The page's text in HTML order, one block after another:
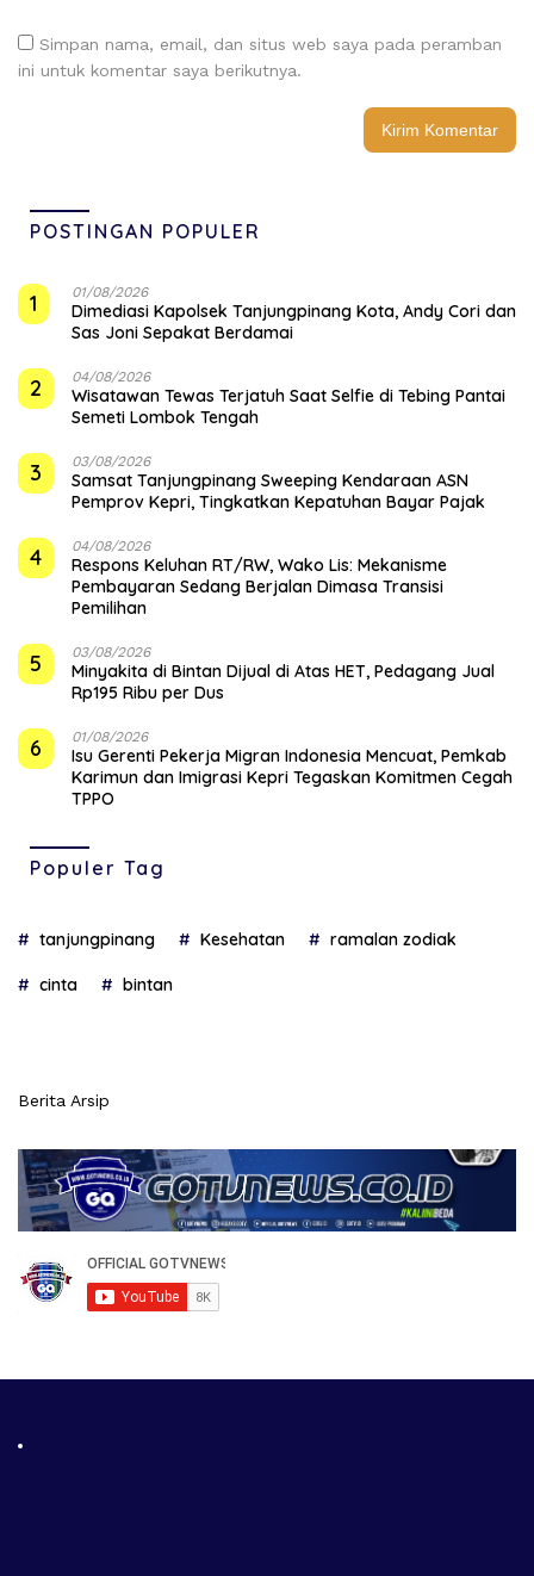
Simpan nama, email, dan situs web saya pada peramban
ini untuk komentar saya berikutnya.
POSTINGAN POPULER
1 01/08/2026
Dimediasi Kapolsek Tanjungpinang Kota, Andy Cori dan
Sas Joni Sepakat Berdamai
2 04/08/2026
Wisatawan Tewas Terjatuh Saat Selfie di Tebing Pantai
Semeti Lombok Tengah
3 03/08/2026
Samsat Tanjungpinang Sweeping Kendaraan ASN
Pemprov Kepri, Tingkatkan Kepatuhan Bayar Pajak
4 04/08/2026
‎Respons Keluhan RT/RW, Wako Lis: Mekanisme
Pembayaran Sedang Berjalan Dimasa Transisi
Pemilihan
5 03/08/2026
Minyakita di Bintan Dijual di Atas HET, Pedagang Jual
Rp195 Ribu per Dus
6 01/08/2026
Isu Gerenti Pekerja Migran Indonesia Mencuat, Pemkab
Karimun dan Imigrasi Kepri Tegaskan Komitmen Cegah
TPPO
Populer Tag
tanjungpinang Kesehatan ramalan zodiak
cinta bintan
Berita Arsip